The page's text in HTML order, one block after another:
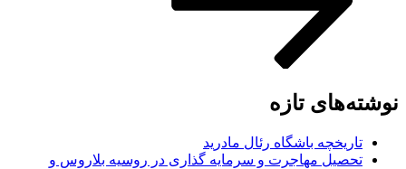
تازه
تاریخچه باشگاه رئال مادرید
تحصیل مهاجرت و سرمایه گذاری در روسیه بلاروس و